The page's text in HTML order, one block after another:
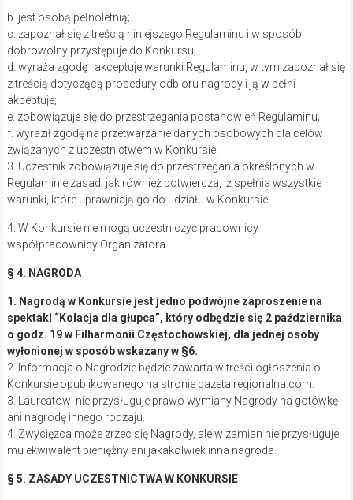
b. jest osobą pełnoletnią;
c. zapoznał się z treścią niniejszego Regulaminu i w sposób
dobrowolny przystępuje do Konkursu;
d. wyraża zgodę i akceptuje warunki Regulaminu, w tym zapoznał się
z treścią dotyczącą procedury odbioru nagrody i ją w pełni
akceptuje;
e. zobowiązuje się do przestrzegania postanowień Regulaminu;
f. wyraził zgodę na przetwarzanie danych osobowych dla celów
związanych z uczestnictwem w Konkursie;
3. Uczestnik zobowiązuje się do przestrzegania określonych w
Regulaminie zasad, jak również potwierdza, iż spełnia wszystkie
warunki, które uprawniają go do udziału w Konkursie.
4. W Konkursie nie mogą uczestniczyć pracownicy i
współpracownicy Organizatora.
§ 4. NAGRODA
1. Nagrodą w Konkursie jest jedno podwójne zaproszenie na
spektakl “Kolacja dla głupca”, który odbędzie się 2 października
o godz. 19 w Filharmonii Częstochowskiej, dla jednej osoby
wyłonionej w sposób wskazany w §6.
2. Informacja o Nagrodzie będzie zawarta w treści ogłoszenia o
Konkursie opublikowanego na stronie gazeta regionalna.com.
3. Laureatowi nie przysługuje prawo wymiany Nagrody na gotówkę
ani nagrodę innego rodzaju.
4. Zwycięzca może zrzec się Nagrody, ale w zamian nie przysługuje
mu ekwiwalent pieniężny ani jakakolwiek inna nagroda.
§ 5. ZASADY UCZESTNICTWA W KONKURSIE